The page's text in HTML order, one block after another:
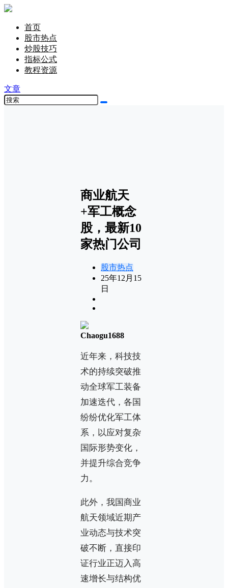
首页
股市热点
炒股技巧
指标公式
教程资源
文章
商业航天
+军工概念
股，最新10
家热门公司
股市热点
25年12月15
日
Chaogu1688
近年来，科技技
术的持续突破推
动全球军工装备
加速迭代，各国
纷纷优化军工体
系，以应对复杂
国际形势变化，
并提升综合竞争
力。‌
此外，我国商业
航天领域近期产
业动态与技术突
破不断，直接印
证行业正迈入高
速增长与结构优